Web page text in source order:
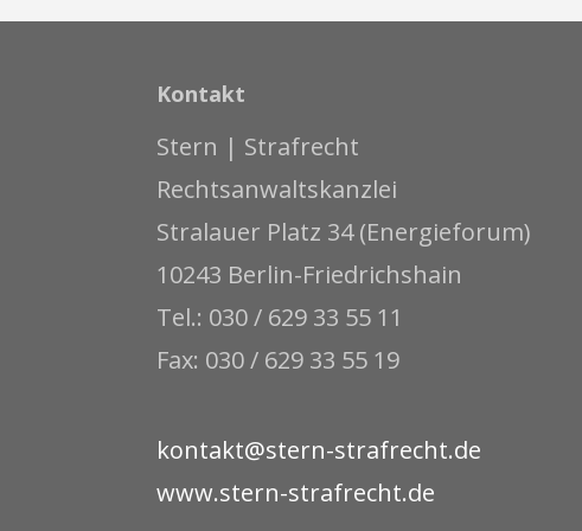
Kontakt
Stern | Strafrecht
Rechtsanwaltskanzlei
Stralauer Platz 34 (Energieforum)
10243 Berlin-Friedrichshain
Tel.: 030 / 629 33 55 11
Fax: 030 / 629 33 55 19
kontakt@stern-strafrecht.de
www.stern-strafrecht.de